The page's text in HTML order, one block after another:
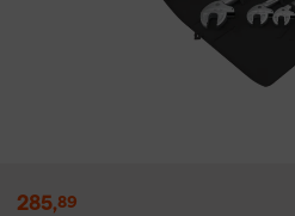
285,89